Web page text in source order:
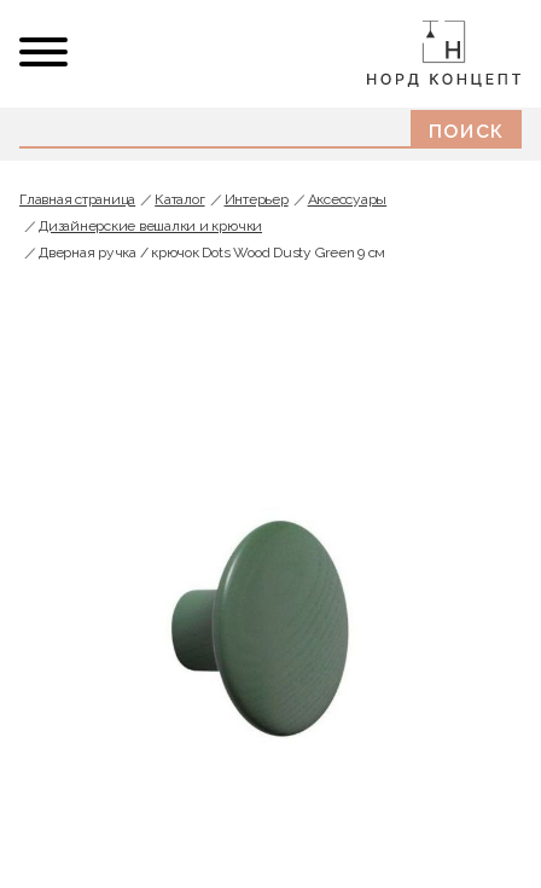
Главная страница Каталог Интерьер
Аксессуары
Дизайнерские вешалки и крючки
Дверная ручка / крючок Dots Wood Dusty Green 9 см